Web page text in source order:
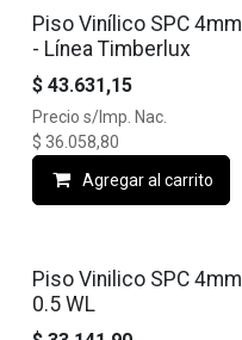
Piso Vinílico SPC 4mm
- Línea Timberlux
$ 43.631,15
Precio s/Imp. Nac.
$ 36.058,80
Agregar al carrito
Piso Vinilico SPC 4mm
0.5 WL